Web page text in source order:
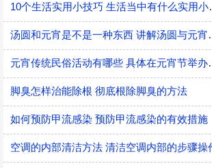
10个生
汤圆和元宵
元宵传统民
脚臭怎样治能除根 彻底根除脚臭的方法
如何预防甲流感染 预防甲流感染的有效措施
空调的内部清洁方法 清洁空调内部的步骤操